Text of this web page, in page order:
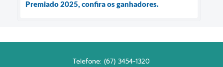
Premiado 2025, confira os ganhadores.
Telefone: (67) 3454-1320